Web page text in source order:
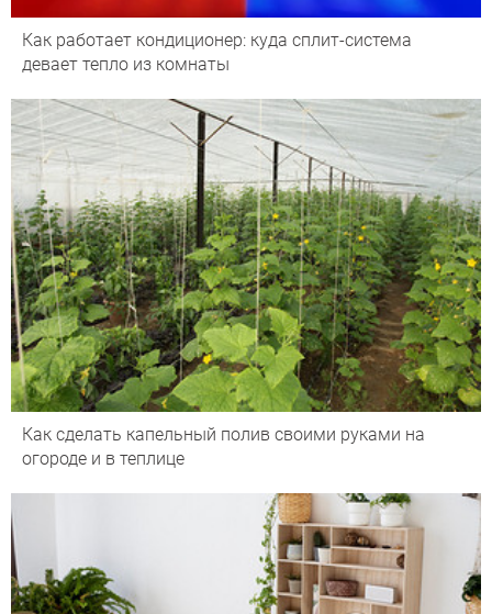
Как работает кондиционер: куда сплит-система
девает тепло из комнаты
Как сделать капельный полив своими руками на
огороде и в теплице